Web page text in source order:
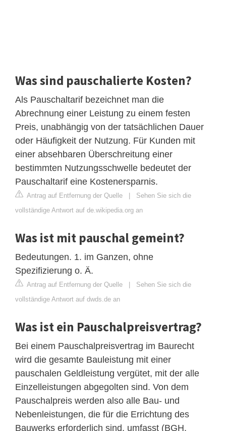
Was sind pauschalierte Kosten?
Als Pauschaltarif bezeichnet man die
Abrechnung einer Leistung zu einem festen
Preis, unabhängig von der tatsächlichen Dauer
oder Häufigkeit der Nutzung. Für Kunden mit
einer absehbaren Überschreitung einer
bestimmten Nutzungsschwelle bedeutet der
Pauschaltarif eine Kostenersparnis.
Antrag auf Entfernung der Quelle | Sehen Sie sich die
vollständige Antwort auf de.wikipedia.org an
Was ist mit pauschal gemeint?
Bedeutungen. 1. im Ganzen, ohne
Spezifizierung o. Ä.
Antrag auf Entfernung der Quelle | Sehen Sie sich die
vollständige Antwort auf dwds.de an
Was ist ein Pauschalpreisvertrag?
Bei einem Pauschalpreisvertrag im Baurecht
wird die gesamte Bauleistung mit einer
pauschalen Geldleistung vergütet, mit der alle
Einzelleistungen abgegolten sind. Von dem
Pauschalpreis werden also alle Bau- und
Nebenleistungen, die für die Errichtung des
Bauwerks erforderlich sind, umfasst (BGH,